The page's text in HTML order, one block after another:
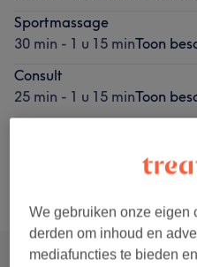
Sportmassage
30 min - 1 u 15 minToon
Consult
25 min - 1 u 15 minToon
Toon
Alle behandelingen
We gebruiken onze eigen
derden om inhoud en
mediafuncties te bieden